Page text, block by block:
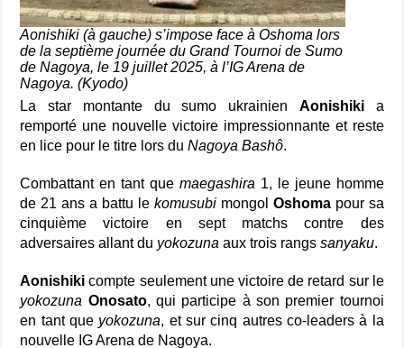
Aonishiki (à gauche) s’impose face à Oshoma lors
de la septième journée du Grand Tournoi de Sumo
de Nagoya, le 19 juillet 2025, à l’IG Arena de
Nagoya. (Kyodo)
La star montante du sumo ukrainien Aonishikia
remporté une nouvelle victoire impressionnante et reste
en lice pour le titre lors duNagoya Bashô.
Combattant en tant que maegashira 1, le jeune homme
de 21 ans a battu le komusubimongol Oshomapour sa
cinquième victoire en sept matchs contre des
adversaires allant du yokozuna aux trois rangssanyaku.
Aonishiki compte seulement une victoire de retard sur le
yokozuna Onosato, qui participe à son premier tournoi
en tant que yokozuna, et sur cinq autres co-leaders à la
nouvelle IG Arena de Nagoya.